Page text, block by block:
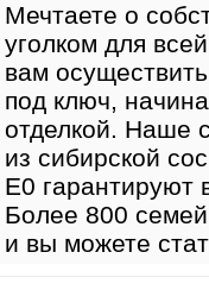
Мечтаете о
уголком для
вам
под ключ,
отделкой. Наше
из сибирской
Е0 гарантируют
Более 800
и вы можете